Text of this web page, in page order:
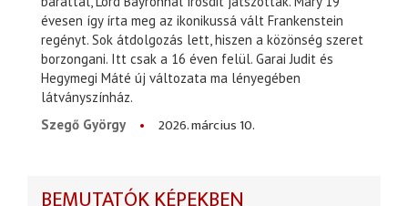
évesen így írta meg az ikonikussá vált Frankenstein
regényt. Sok átdolgozás lett, hiszen a közönség szeret
borzongani. Itt csak a 16 éven felül. Garai Judit és
Hegymegi Máté új változata ma lényegében
látványszínház.
Szegő György
2026. március 10.